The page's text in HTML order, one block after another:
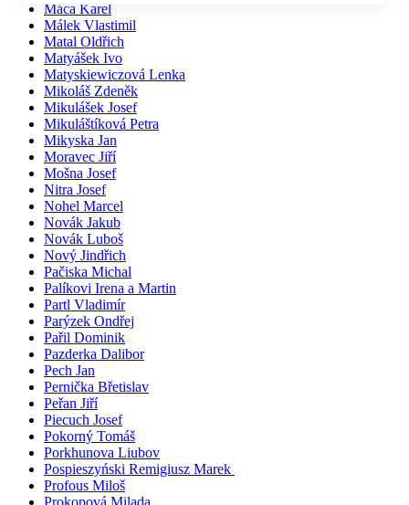
Máca Karel
Málek Vlastimil
Matal Oldřich
Matyášek Ivo
Matyskiewiczová Lenka
Mikoláš Zdeněk
Mikulášek Josef
Mikuláštíková Petra
Mikyska Jan
Moravec Jiří
Mošna Josef
Nitra Josef
Nohel Marcel
Novák Jakub
Novák Luboš
Nový Jindřich
Pačiska Michal
Palíkovi Irena a Martin
Partl Vladimír
Parýzek Ondřej
Pařil Dominik
Pazderka Dalibor
Pech Jan
Pernička Břetislav
Peřan Jiří
Piecuch Josef
Pokorný Tomáš
Porkhunova Liubov
Pospieszyński Remigiusz Marek
Profous Miloš